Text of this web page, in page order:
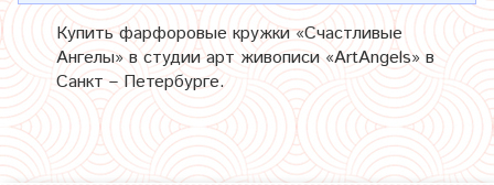
Купить фарфоровые кружки «Счастливые
Ангелы» в студии арт живописи «ArtAngels» в
Санкт – Петербурге.